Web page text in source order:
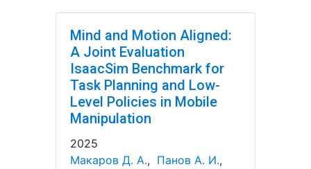
Mind and Motion Aligned:
A Joint Evaluation
IsaacSim Benchmark for
Task Planning and Low-
Level Policies in Mobile
Manipulation
2025
Макаров Д. А., Панов А. И.,